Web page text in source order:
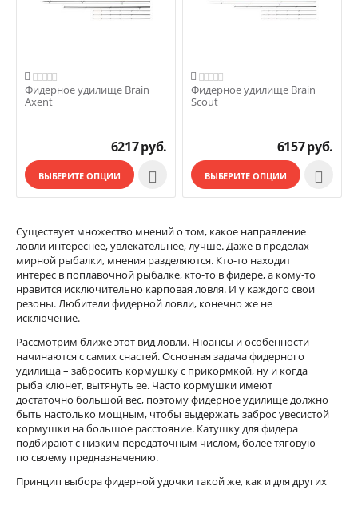

Фидерное удилище Brain
Axent
6217руб.
ВЫБЕРИТЕ ОПЦИИ 

Фидерное удилище Brain
Scout
6157руб.
ВЫБЕРИТЕ ОПЦИИ 
Существует множество мнений о том, какое направление
ловли интереснее, увлекательнее, лучше. Даже в пределах
мирной рыбалки, мнения разделяются. Кто-то находит
интерес в поплавочной рыбалке, кто-то в фидере, а кому-то
нравится исключительно карповая ловля. И у каждого свои
резоны. Любители фидерной ловли, конечно же не
исключение.
Рассмотрим ближе этот вид ловли. Нюансы и особенности
начинаются с самих снастей. Основная задача фидерного
удилища – забросить кормушку с прикормкой, ну и когда
рыба клюнет, вытянуть ее. Часто кормушки имеют
достаточно большой вес, поэтому фидерное удилище должно
быть настолько мощным, чтобы выдержать заброс увесистой
кормушки на большое расстояние. Катушку для фидера
подбирают с низким передаточным числом, более тяговую
по своему предназначению.
Принцип выбора фидерной удочки такой же, как и для других